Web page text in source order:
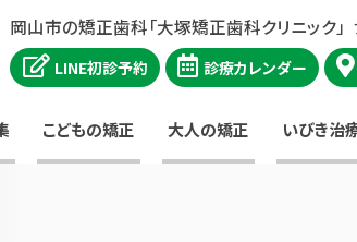
岡山市の矯正歯科「大塚矯正歯科クリニック」
LINE初診予約 診療カレンダー
こどもの矯正 大人の矯正 いびき治